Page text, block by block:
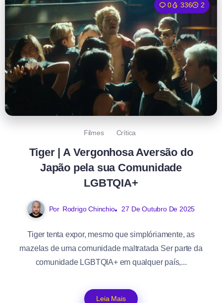
0 336 2
Filmes Crítica
Tiger | A Vergonhosa Aversão do
Japão pela sua Comunidade
LGBTQIA+
Por Rodrigo Chinchio 27 De Outubro De 2025
Tiger tenta expor, mesmo que simplóriamente, as
mazelas de uma comunidade maltratada Ser parte da
comunidade LGBTQIA+ em qualquer país,...
Leia Mais